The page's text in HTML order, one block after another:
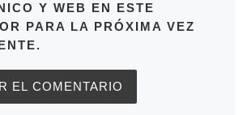
Y WEB EN ESTE
PARA LA PRÓXIMA VEZ